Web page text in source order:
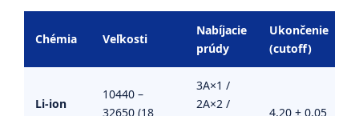
Chémia Veľkosti
Nabíjacie
prúdy
Ukončenie
(cutoff)
Li-ion
10440 –
32650 (18
3A×1 /
2A×2 /
4,20 ± 0,05